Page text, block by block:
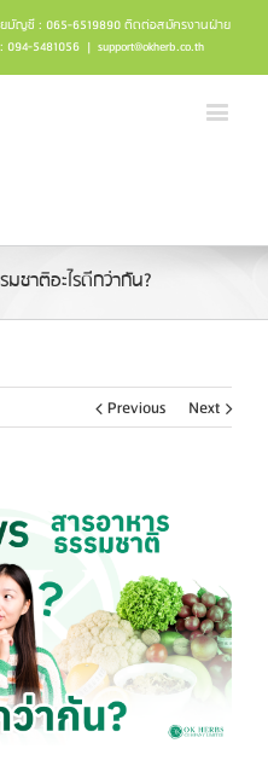
บัญชี : 065-6519890 ติดต่อสมัครงานฝ่าย
5481056 | support@okherb.co.th
ชาติอะไรดีกว่ากัน?
Previous Next